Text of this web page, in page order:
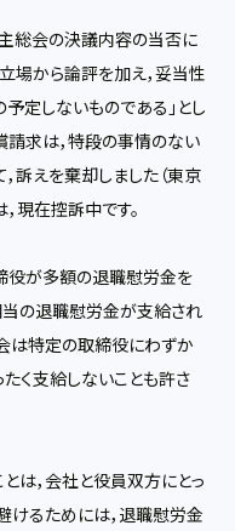
総会の決議内容の当否に
場から論評を加え，妥当性
定しないものである」とし
請求は，特段の事情のない
訴えを棄却しました（東京
現在控訴中です。
役が多額の退職慰労金を
当の退職慰労金が支給され
は特定の取締役にわずか
く支給しないことも許さ
は，会社と役員双方にとっ
けるためには，退職慰労金